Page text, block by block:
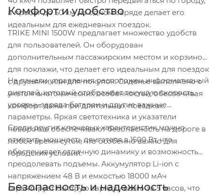
а пробег до 50 км на одном заряде делает его
идеальным для ежедневных поездок.
Комфорт и удобство
TRIKE MINI 1500W предлагает множество удобств
для пользователей. Он оборудован
дополнительным пассажирским местом и корзиной
для поклажи, что делает его идеальным для поездок
с друзьями или для покупок. Сиденье выполнено с
учетом анатомических особенностей, обеспечивая
комфорт даже при длительных поездках.
На панели управления расположен информативный
дисплей, который отображает текущую скорость,
уровень заряда батареи и другие важные
параметры. Яркая светотехника и указатели
поворотов обеспечивают безопасность на дороге в
любое время суток, что особенно важно для
городских условий.
Среди других ключевых характеристик можно
отметить мощность двигателя в 1500 Вт, что
обеспечивает отличную динамику и возможность
преодолевать подъемы. Аккумулятор Li-ion с
напряжением 48 В и емкостью 18000 мАч
гарантирует быструю зарядку всего за 5 часов, что
Безопасность и надежность